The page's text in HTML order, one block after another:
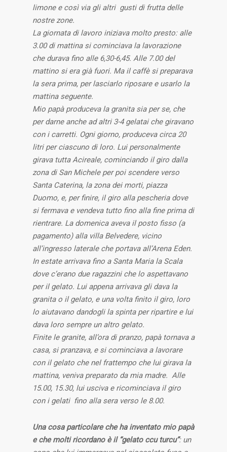
limone e così via gli altri gusti di frutta delle
nostre zone.
La giornata di lavoro iniziava molto presto: alle
3.00 di mattina si cominciava la lavorazione
che durava fino alle 6,30-6,45. Alle 7.00 del
mattino si era già fuori. Ma il caffè si preparava
la sera prima, per lasciarlo riposare e usarlo la
mattina seguente.
Mio papà produceva la granita sia per se, che
per darne anche ad altri 3-4 gelatai che giravano
con i carretti. Ogni giorno, produceva circa 20
litri per ciascuno di loro. Lui personalmente
girava tutta Acireale, cominciando il giro dalla
zona di San Michele per poi scendere verso
Santa Caterina, la zona dei morti, piazza
Duomo, e, per finire, il giro alla pescheria dove
si fermava e vendeva tutto fino alla fine prima di
rientrare. La domenica aveva il posto fisso (a
pagamento) alla villa Belvedere, vicino
all’ingresso laterale che portava all’Arena Eden.
In estate arrivava fino a Santa Maria la Scala
dove c’erano due ragazzini che lo aspettavano
per il gelato. Lui appena arrivava gli dava la
granita o il gelato, e una volta finito il giro, loro
lo aiutavano dandogli la spinta per ripartire e lui
dava loro sempre un altro gelato.
Finite le granite, all’ora di pranzo, papà tornava a
casa, si pranzava, e si cominciava a lavorare
con il gelato che nel frattempo che lui girava la
mattina, veniva preparato da mia madre. Alle
15.00, 15.30, lui usciva e ricominciava il giro
con i gelati fino alla sera verso le 8.00.
Una cosa particolare che ha inventato mio papà
e che molti ricordano è il “gelato ccu turcu”: un